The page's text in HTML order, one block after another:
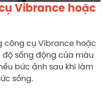
Vibrance hoặc
công cụ Vibrance hoặc
sống động của màu
bức ảnh sau khi làm
sống.